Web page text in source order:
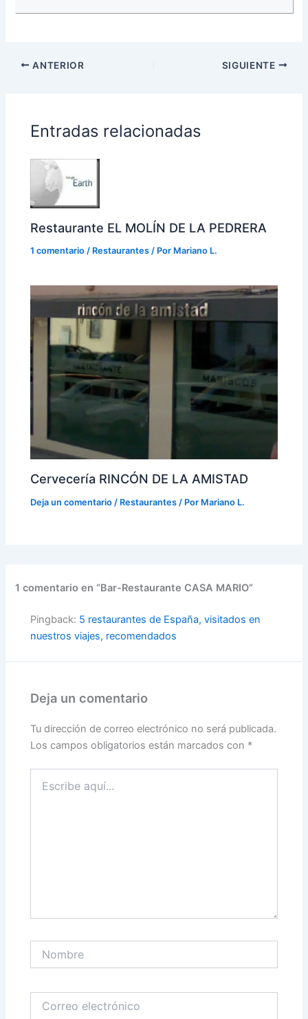
ANTERIOR SIGUIENTE
Entradas relacionadas
Restaurante EL MOLÍN DE LA PEDRERA
1 comentario / Restaurantes / Por Mariano L.
Cervecería RINCÓN DE LA AMISTAD
Deja un comentario / Restaurantes / Por Mariano L.
1 comentario en “Bar-Restaurante CASA MARIO”
Pingback: 5 restaurantes de España, visitados en
nuestros viajes, recomendados
Deja un comentario
Tu dirección de correo electrónico no será publicada.
Los campos obligatorios están marcados con *
aquí...
electrónico